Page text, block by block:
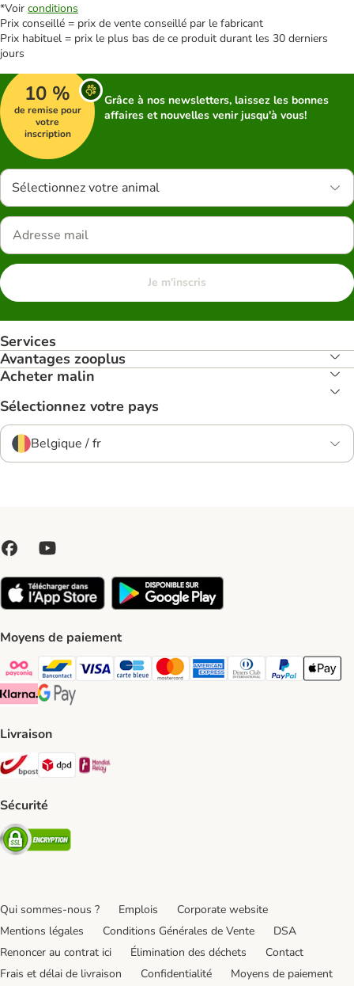
*Voir conditions
Prix conseillé = prix de vente conseillé par le fabricant
Prix habituel = prix le plus bas de ce produit durant les 30 derniers
jours
10 %
de remise pour
votre
inscription
Grâce à nos newsletters, laissez les bonnes
affaires et nouvelles venir jusqu'à vous!
Sélectionnez votre animal
Je m'inscris
Services
Avantages zooplus
Acheter malin
Sélectionnez votre pays
Belgique / fr
Moyens de paiement
Payconiq Payment Method
bancontact Payment Method
Visa Payment Method
carte bleue Payment Method
Master card Payment Method
American express Payment
Diners club Payment
Paypal Payment
Apple
Klarna Payment Method
Google Pay Payment Method
Livraison
Bpost Shipping Method
DPD Shipping Method
Sécurité
Security
Qui sommes-nous ? Emplois
Corporate website
Mentions légales
Conditions Générales de Vente
DSA
Renoncer au contrat ici
Élimination des déchets
Contact
Frais et délai de livraison
Confidentialité Moyens de paiement